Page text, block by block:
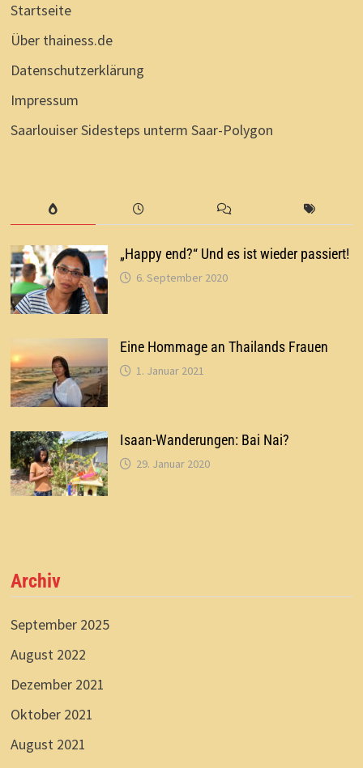
Startseite
Über thainess.de
Datenschutzerklärung
Impressum
Saarlouiser Sidesteps unterm Saar-Polygon
„Happy end?“ Und es ist wieder passiert!
6. September 2020
Eine Hommage an Thailands Frauen
1. Januar 2021
Isaan-Wanderungen: Bai Nai?
29. Januar 2020
Archiv
September 2025
August 2022
Dezember 2021
Oktober 2021
August 2021